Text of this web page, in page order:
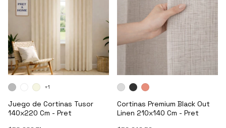
Juego de Cortinas Tusor
140x220 Cm - Pret
+1
Cortinas Premium Black Out
Linen 210x140 Cm - Pret